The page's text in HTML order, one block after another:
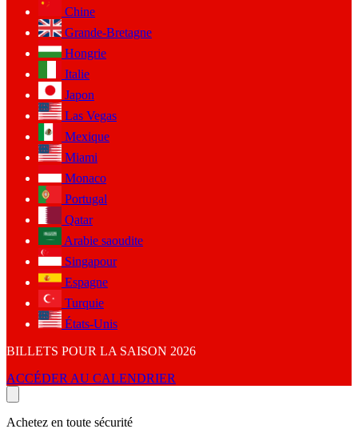
Chine
Grande-Bretagne
Hongrie
Italie
Japon
Las Vegas
Mexique
Miami
Monaco
Portugal
Qatar
Arabie saoudite
Singapour
Espagne
Turquie
États-Unis
BILLETS POUR LA SAISON 2026
ACCÉDER AU CALENDRIER
Achetez en toute sécurité